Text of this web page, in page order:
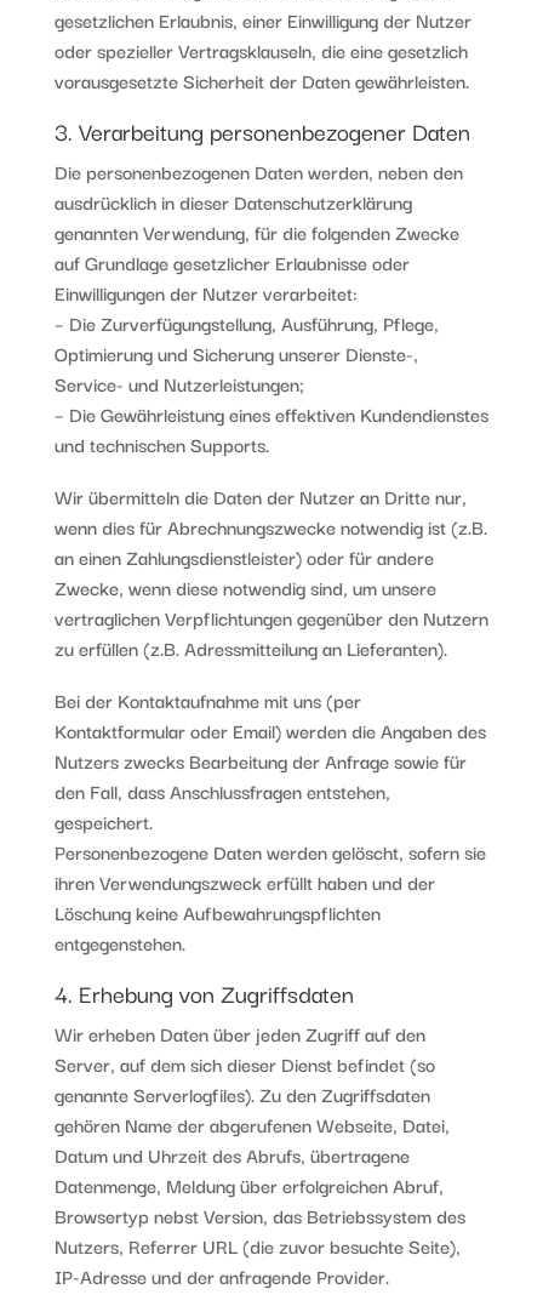
gesetzlichen Erlaubnis, einer Einwilligung der Nutzer
oder spezieller Vertragsklauseln, die eine gesetzlich
vorausgesetzte Sicherheit der Daten gewährleisten.
3. Verarbeitung personenbezogener Daten
Die personenbezogenen Daten werden, neben den
ausdrücklich in dieser Datenschutzerklärung
genannten Verwendung, für die folgenden Zwecke
auf Grundlage gesetzlicher Erlaubnisse oder
Einwilligungen der Nutzer verarbeitet:
– Die Zurverfügungstellung, Ausführung, Pflege,
Optimierung und Sicherung unserer Dienste-,
Service- und Nutzerleistungen;
– Die Gewährleistung eines effektiven Kundendienstes
und technischen Supports.
Wir übermitteln die Daten der Nutzer an Dritte nur,
wenn dies für Abrechnungszwecke notwendig ist (z.B.
an einen Zahlungsdienstleister) oder für andere
Zwecke, wenn diese notwendig sind, um unsere
vertraglichen Verpflichtungen gegenüber den Nutzern
zu erfüllen (z.B. Adressmitteilung an Lieferanten).
Bei der Kontaktaufnahme mit uns (per
Kontaktformular oder Email) werden die Angaben des
Nutzers zwecks Bearbeitung der Anfrage sowie für
den Fall, dass Anschlussfragen entstehen,
gespeichert.
Personenbezogene Daten werden gelöscht, sofern sie
ihren Verwendungszweck erfüllt haben und der
Löschung keine Aufbewahrungspflichten
entgegenstehen.
4. Erhebung von Zugriffsdaten
Wir erheben Daten über jeden Zugriff auf den
Server, auf dem sich dieser Dienst befindet (so
genannte Serverlogfiles). Zu den Zugriffsdaten
gehören Name der abgerufenen Webseite, Datei,
Datum und Uhrzeit des Abrufs, übertragene
Datenmenge, Meldung über erfolgreichen Abruf,
Browsertyp nebst Version, das Betriebssystem des
Nutzers, Referrer URL (die zuvor besuchte Seite),
IP-Adresse und der anfragende Provider.